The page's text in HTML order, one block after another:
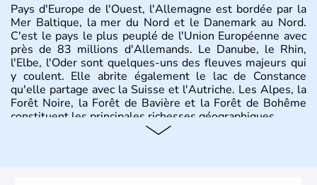
Pays d'Europe de l'Ouest, l'Allemagne est bordée par la
Mer Baltique, la mer du Nord et le Danemark au Nord.
C'est le pays le plus peuplé de l'Union Européenne avec
près de 83 millions d'Allemands. Le Danube, le Rhin,
l'Elbe, l'Oder sont quelques-uns des fleuves majeurs qui
y coulent. Elle abrite également le lac de Constance
qu'elle partage avec la Suisse et l'Autriche. Les Alpes, la
Forêt Noire, la Forêt de Bavière et la Forêt de Bohême
constituent les principales richesses géographiques.